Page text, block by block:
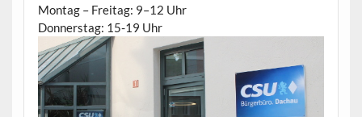
Montag – Freitag: 9–12 Uhr
Donnerstag: 15-19 Uhr